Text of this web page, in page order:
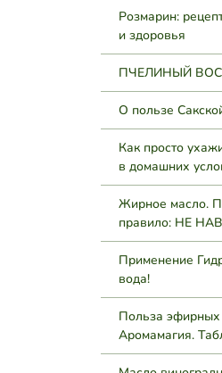
Розмарин:
и здоровья
ПЧЕЛИНЫЙ
О пользе
Как просто
в домашних
Жирное масло.
правило: НЕ
Применение
вода!
Польза эфирных
Аромамагия.